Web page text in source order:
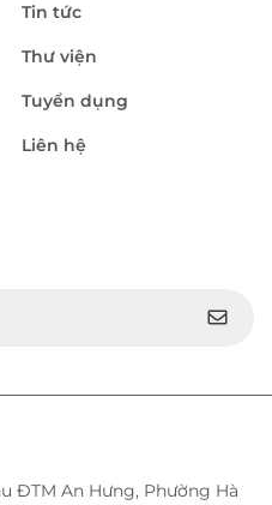
Tin tức
Thư viện
Tuyển dụng
Liên hệ
ĐTM An Hưng, Phường Hà